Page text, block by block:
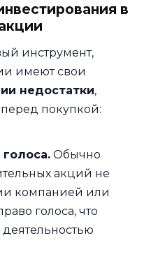
в
инструмент,
имеют свои
недостатки,
покупкой:
Обычно
акций не
компанией или
голоса, что